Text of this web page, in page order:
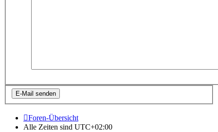
Foren-Übersicht
Alle Zeiten sind UTC+02:00